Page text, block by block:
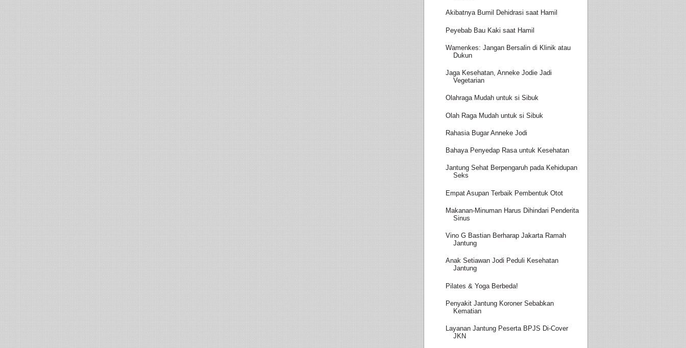
Akibatnya Bumil Dehidrasi saat Hamil
Peyebab Bau Kaki saat Hamil
Wamenkes: Jangan Bersalin di Klinik atau
Dukun
Jaga Kesehatan, Anneke Jodie Jadi
Vegetarian
Olahraga Mudah untuk si Sibuk
Olah Raga Mudah untuk si Sibuk
Rahasia Bugar Anneke Jodi
Bahaya Penyedap Rasa untuk Kesehatan
Jantung Sehat Berpengaruh pada Kehidupan
Seks
Empat Asupan Terbaik Pembentuk Otot
Makanan-Minuman Harus Dihindari Penderita
Sinus
Vino G Bastian Berharap Jakarta Ramah
Jantung
Anak Setiawan Jodi Peduli Kesehatan
Jantung
Pilates & Yoga Berbeda!
Penyakit Jantung Koroner Sebabkan
Kematian
Layanan Jantung Peserta BPJS Di-Cover
JKN